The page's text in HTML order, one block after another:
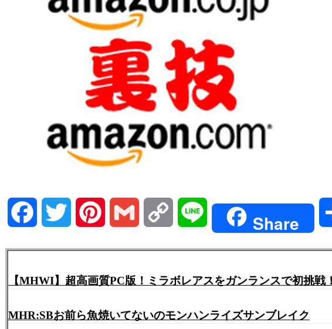
Facebook Twitter Pinterest Gmail Copy Share
【MHWI】超高画質PC版！ミラボレアスをガンランスで初挑
MHR:SBお前ら魚焼いてないのモンハンライズサンブレイク